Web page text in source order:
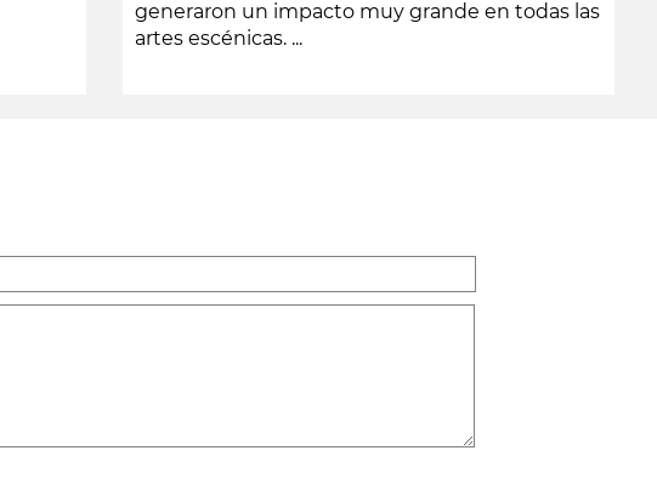
generaron un impacto muy grande en todas las
artes escénicas. ...